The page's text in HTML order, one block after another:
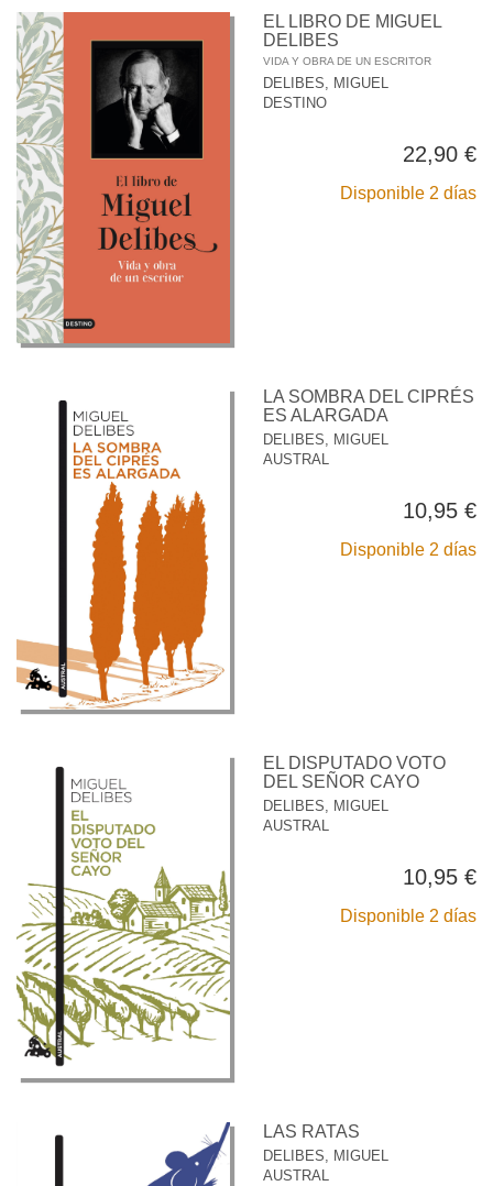
EL LIBRO DE MIGUEL
DELIBES
VIDA Y OBRA DE UN ESCRITOR
DELIBES, MIGUEL
DESTINO
22,90 €
Disponible 2 días
LA SOMBRA DEL CIPRÉS
ES ALARGADA
DELIBES, MIGUEL
AUSTRAL
10,95 €
Disponible 2 días
EL DISPUTADO VOTO
DEL SEÑOR CAYO
DELIBES, MIGUEL
AUSTRAL
10,95 €
Disponible 2 días
LAS RATAS
DELIBES, MIGUEL
AUSTRAL